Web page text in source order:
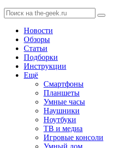
Новости
Обзоры
Статьи
Подборки
Инструкции
Ещё
Смартфоны
Планшеты
Умные часы
Наушники
Ноутбуки
ТВ и медиа
Игровые консоли
Умный дом